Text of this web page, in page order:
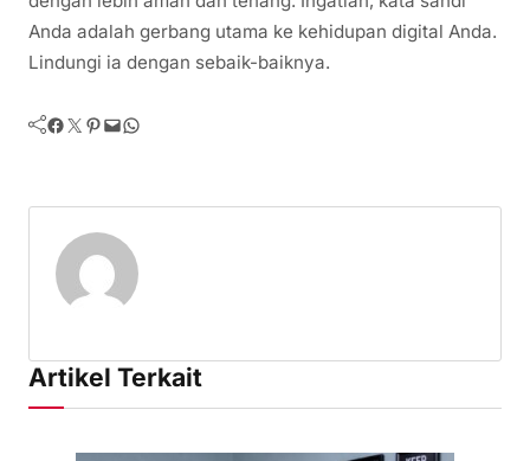
Anda adalah gerbang utama ke kehidupan digital Anda.
Lindungi ia dengan sebaik-baiknya.
Facebook Twitter Pinterest Mail WhatsApp
Artikel Terkait